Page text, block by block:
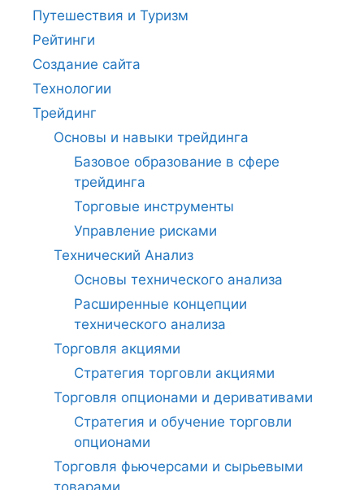
Путешествия и Туризм
Рейтинги
Создание сайта
Технологии
Трейдинг
Основы и навыки трейдинга
Базовое образование в сфере
трейдинга
Торговые инструменты
Управление рисками
Технический Анализ
Основы технического анализа
Расширенные концепции
технического анализа
Торговля акциями
Стратегия торговли акциями
Торговля опционами и деривативами
Стратегия и обучение торговли
опционами
Торговля фьючерсами и сырьевыми
товарами